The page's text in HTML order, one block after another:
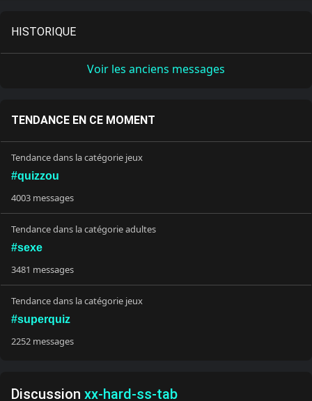
Discussion xx-hard-ss-tab
HISTORIQUE
Voir les anciens messages
TENDANCE EN CE MOMENT
Tendance dans la catégorie jeux
#quizzou
4003 messages
Tendance dans la catégorie adultes
#sexe
3481 messages
Tendance dans la catégorie jeux
#superquiz
2252 messages